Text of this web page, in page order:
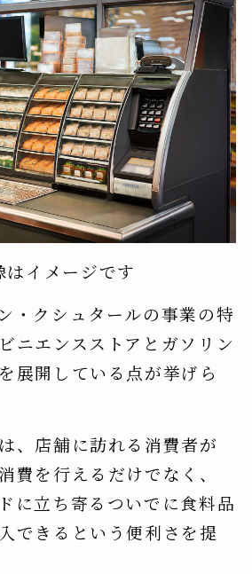
はイメージです
・クシュタールの事業の特
ニエンスストアとガソリン
展開している点が挙げら
、店舗に訪れる消費者が
費を行えるだけでなく、
に立ち寄るついでに食料品
できるという便利さを提